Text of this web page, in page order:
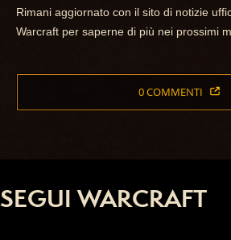
Rimani aggiornato con il sito di notizie
Warcraft per saperne di più nei prossimi
0 COMMENTI
SEGUI WARCRAFT